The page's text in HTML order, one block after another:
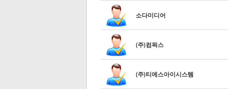
소다미디어
(주)컴픽스
(주)티에스아이시스템